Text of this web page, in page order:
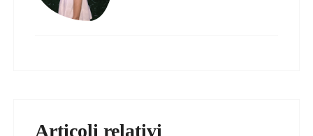
Articoli relativi